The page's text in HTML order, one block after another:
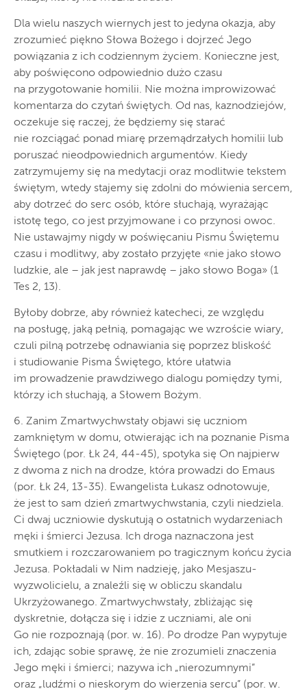
Dla wielu naszych wiernych jest to jedyna okazja, aby
zrozumieć piękno Słowa Bożego i dojrzeć Jego
powiązania z ich codziennym życiem. Konieczne jest,
aby poświęcono odpowiednio dużo czasu
na przygotowanie homilii. Nie można improwizować
komentarza do czytań świętych. Od nas, kaznodziejów,
oczekuje się raczej, że będziemy się starać
nie rozciągać ponad miarę przemądrzałych homilii lub
poruszać nieodpowiednich argumentów. Kiedy
zatrzymujemy się na medytacji oraz modlitwie tekstem
świętym, wtedy stajemy się zdolni do mówienia sercem,
aby dotrzeć do serc osób, które słuchają, wyrażając
istotę tego, co jest przyjmowane i co przynosi owoc.
Nie ustawajmy nigdy w poświęcaniu Pismu Świętemu
czasu i modlitwy, aby zostało przyjęte «nie jako słowo
ludzkie, ale – jak jest naprawdę – jako słowo Boga» (1
Tes 2, 13).
Byłoby dobrze, aby również katecheci, ze względu
na posługę, jaką pełnią, pomagając we wzroście wiary,
czuli pilną potrzebę odnawiania się poprzez bliskość
i studiowanie Pisma Świętego, które ułatwia
im prowadzenie prawdziwego dialogu pomiędzy tymi,
którzy ich słuchają, a Słowem Bożym.
6. Zanim Zmartwychwstały objawi się uczniom
zamkniętym w domu, otwierając ich na poznanie Pisma
Świętego (por. Łk 24, 44-45), spotyka się On najpierw
z dwoma z nich na drodze, która prowadzi do Emaus
(por. Łk 24, 13-35). Ewangelista Łukasz odnotowuje,
że jest to sam dzień zmartwychwstania, czyli niedziela.
Ci dwaj uczniowie dyskutują o ostatnich wydarzeniach
męki i śmierci Jezusa. Ich droga naznaczona jest
smutkiem i rozczarowaniem po tragicznym końcu życia
Jezusa. Pokładali w Nim nadzieję, jako Mesjaszu-
wyzwolicielu, a znaleźli się w obliczu skandalu
Ukrzyżowanego. Zmartwychwstały, zbliżając się
dyskretnie, dołącza się i idzie z uczniami, ale oni
Go nie rozpoznają (por. w. 16). Po drodze Pan wypytuje
ich, zdając sobie sprawę, że nie zrozumieli znaczenia
Jego męki i śmierci; nazywa ich „nierozumnymi”
oraz „ludźmi o nieskorym do wierzenia sercu” (por. w.